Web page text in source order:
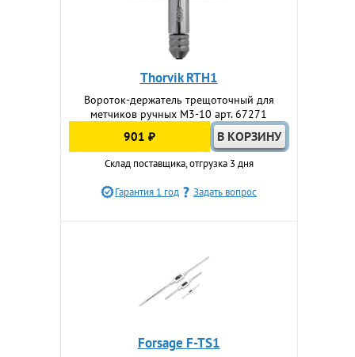
Thorvik RTH1
Вороток-держатель трещоточный для
метчиков ручных M3-10 арт. 67271
901 ₽
Склад поставщика, отгрузка 3 дня
Гарантия 1 год Задать вопрос
Forsage F-TS1